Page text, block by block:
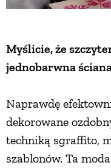
Myślicie, że
jednobarwna
Naprawdę
dekorowane
techniką sgraffito,
szablonów. Ta